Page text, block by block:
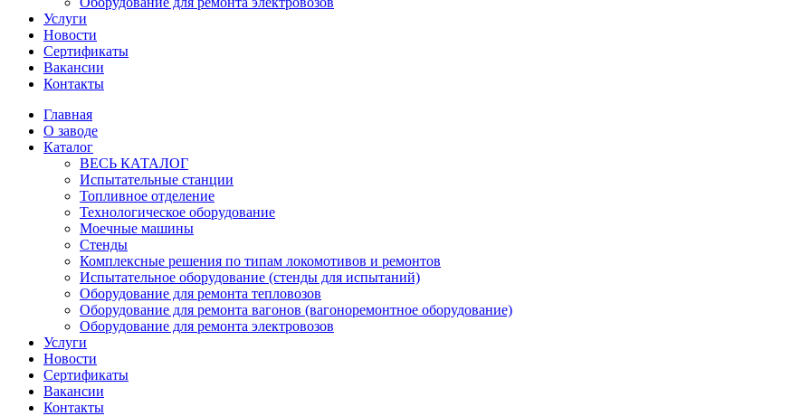
Услуги
Новости
Сертификаты
Вакансии
Контакты
Главная
О заводе
Каталог
ВЕСЬ КАТАЛОГ
Испытательные станции
Топливное отделение
Технологическое оборудование
Моечные машины
Стенды
Комплексные решения по типам локомотивов и ремонтов
Испытательное оборудование (стенды для испытаний)
Оборудование для ремонта тепловозов
Оборудование для ремонта вагонов (вагоноремонтное оборудование)
Оборудование для ремонта электровозов
Услуги
Новости
Сертификаты
Вакансии
Контакты